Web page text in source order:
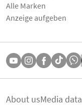
Alle Marken
Anzeige aufgeben
About usMedia data